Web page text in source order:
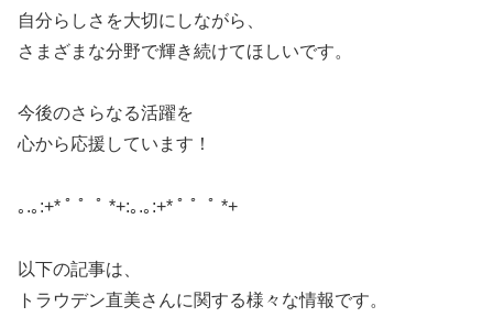
自分らしさを大切にしながら、
さまざまな分野で輝き続けてほしいです。
今後のさらなる活躍を
心から応援しています！
｡.｡:+* ﾟ ゜ﾟ *+:｡.｡:+* ﾟ ゜ﾟ *+
以下の記事は、
トラウデン直美さんに関する様々な情報です。